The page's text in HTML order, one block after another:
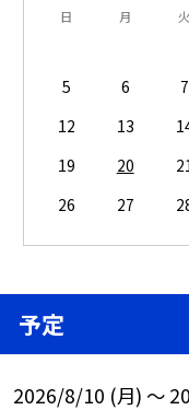
日 月 火
5
6 7
12
13
19
20
26
27
予定
2026/8/10 (月) ～